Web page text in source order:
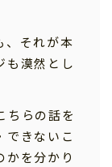
、それが本
も漠然とし
ちらの話を
できないこ
かを分かり